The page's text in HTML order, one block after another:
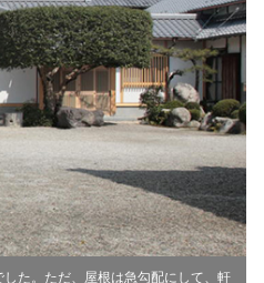
た。ただ、屋根は急勾配にして、軒